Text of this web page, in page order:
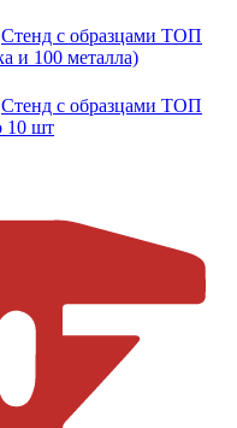
Стенд с образцами ТОП
и 100 металла)
Стенд с образцами ТОП
10 шт